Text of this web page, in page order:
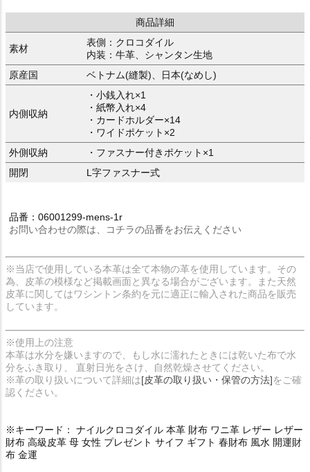
商品詳細
素材
表側：クロコダイル
内装：牛革、シャンタン生地
原産国
ベトナム(縫製)、日本(なめし)
内側収納
・小銭入れ×1
・紙幣入れ×4
・カードホルダー×14
・ワイドポケット×2
外側収納
・ファスナー付きポケット×1
開閉
L字ファスナー式
品番：06001299-mens-1r
お問い合わせの際は、コチラの品番をお伝えください
※当店で使用している本革は全て本物の革を使用しています。その
為、皮革の模様など掲載画面と異なる場合がございます。また天然
皮革に関してはワシントン条約を元に適正に輸入された商品を販売
しています。
※使用上の注意
本革は水分を嫌いますので、もし水に濡れたときには乾いた布で水
分をふき取り、 直射日光をさけ、自然乾燥させてください。
※革の取り扱いについて詳細は[皮革の取り扱い・保管の方法]をご確
認ください。
※キーワード： ナイルクロコダイル 本革 財布 ワニ革 レザー レザー
財布 高級皮革 母 女性 プレゼント サイフ ギフト 春財布 風水 開運財
布 金運